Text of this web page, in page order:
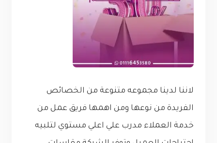
لاننا لدينا مجموعه متنوعة من الخصائص
الفريدة من نوعها ومن اهمها فريق عمل من
خدمة العملاء مدرب علي اعلي مستوي لتلبيه